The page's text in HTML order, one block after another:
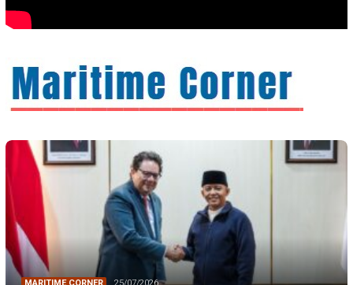
MARITIME CORNER 25/07/2026